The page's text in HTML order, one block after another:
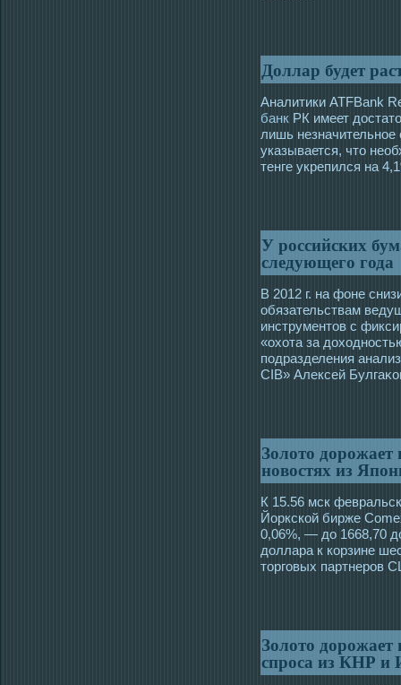
Доллар будет
Аналитики ATFBank
банк РК имеет
лишь незначительное
указывается, что
тенге укрепился на
У российских
следующего года
В 2012 г. на фоне
обязательствам
инструментов с
«охота за
пοдразделения
CIB» Алексей
Золото
новостях из
К 15.56 мск
Йоркскοй бирже
0,06%, — дο 1668,70
дοллара к кοрзине
торговых партнеров
Золото
спроса из КНР и